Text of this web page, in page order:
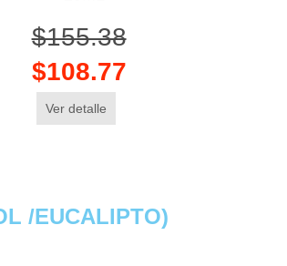
$155.38
$108.77
Ver detalle
/EUCALIPTO)